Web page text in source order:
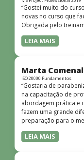
redes!”
“Gostei muito do
novas no curso que
Obrigada pelo
LEIA MAIS
Marta
ISO 20000 Fundamentos
“Gostaria de
na capacitação de
abordagem prática e
fazem uma grande
preparação para o
LEIA MAIS